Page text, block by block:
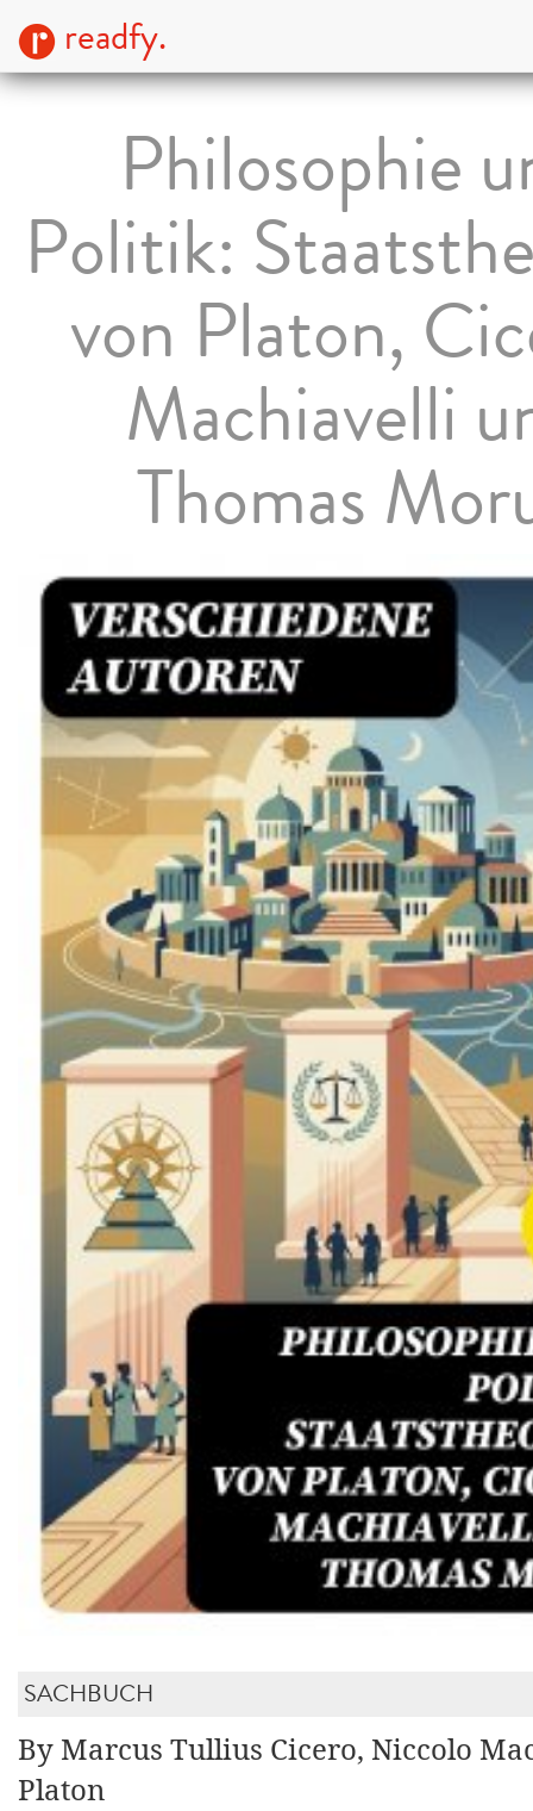
readfy.
Philosophie
Politik:
von Platon,
Machiavelli
Thomas
SACHBUCH
By Marcus Tullius Cicero, Niccolo
Platon